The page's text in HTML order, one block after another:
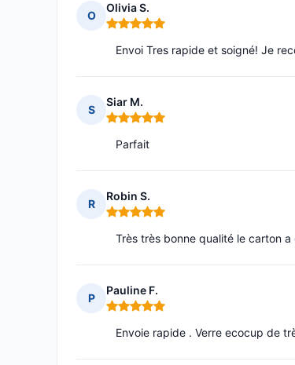
O
Olivia S.
Note : 5 sur 5
Envoi Tres rapide et soigné! Je
S
Siar M.
Note : 5 sur 5
Parfait
R
Robin S.
Note : 5 sur 5
Très très bonne qualité le carton
P
Pauline F.
Note : 5 sur 5
Envoie rapide . Verre ecocup de